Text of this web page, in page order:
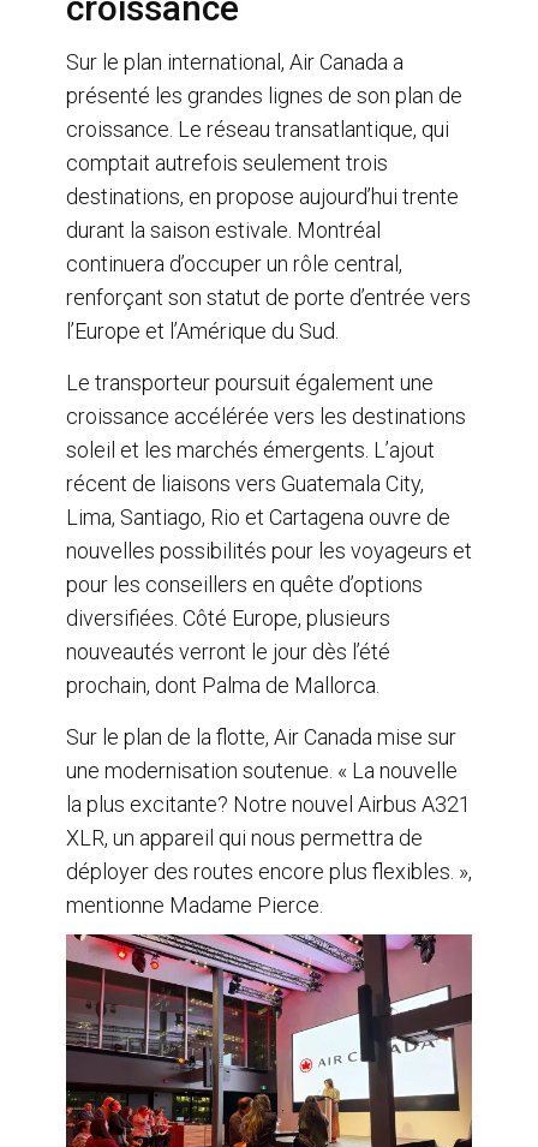
Sur le plan international, Air Canada a
présenté les grandes lignes de son plan de
croissance. Le réseau transatlantique, qui
comptait autrefois seulement trois
destinations, en propose aujourd’hui trente
durant la saison estivale. Montréal
continuera d’occuper un rôle central,
renforçant son statut de porte d’entrée vers
l’Europe et l’Amérique du Sud.
Le transporteur poursuit également une
croissance accélérée vers les destinations
soleil et les marchés émergents. L’ajout
récent de liaisons vers Guatemala City,
Lima, Santiago, Rio et Cartagena ouvre de
nouvelles possibilités pour les voyageurs et
pour les conseillers en quête d’options
diversifiées. Côté Europe, plusieurs
nouveautés verront le jour dès l’été
prochain, dont Palma de Mallorca.
Sur le plan de la flotte, Air Canada mise sur
une modernisation soutenue. « La nouvelle
la plus excitante? Notre nouvel Airbus A321
XLR, un appareil qui nous permettra de
déployer des routes encore plus flexibles. »,
mentionne Madame Pierce.